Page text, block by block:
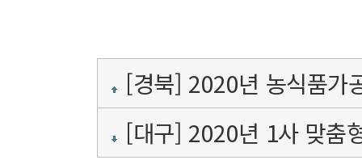
[경북] 2020년 농식품가
[대구] 2020년 1사 맞춤